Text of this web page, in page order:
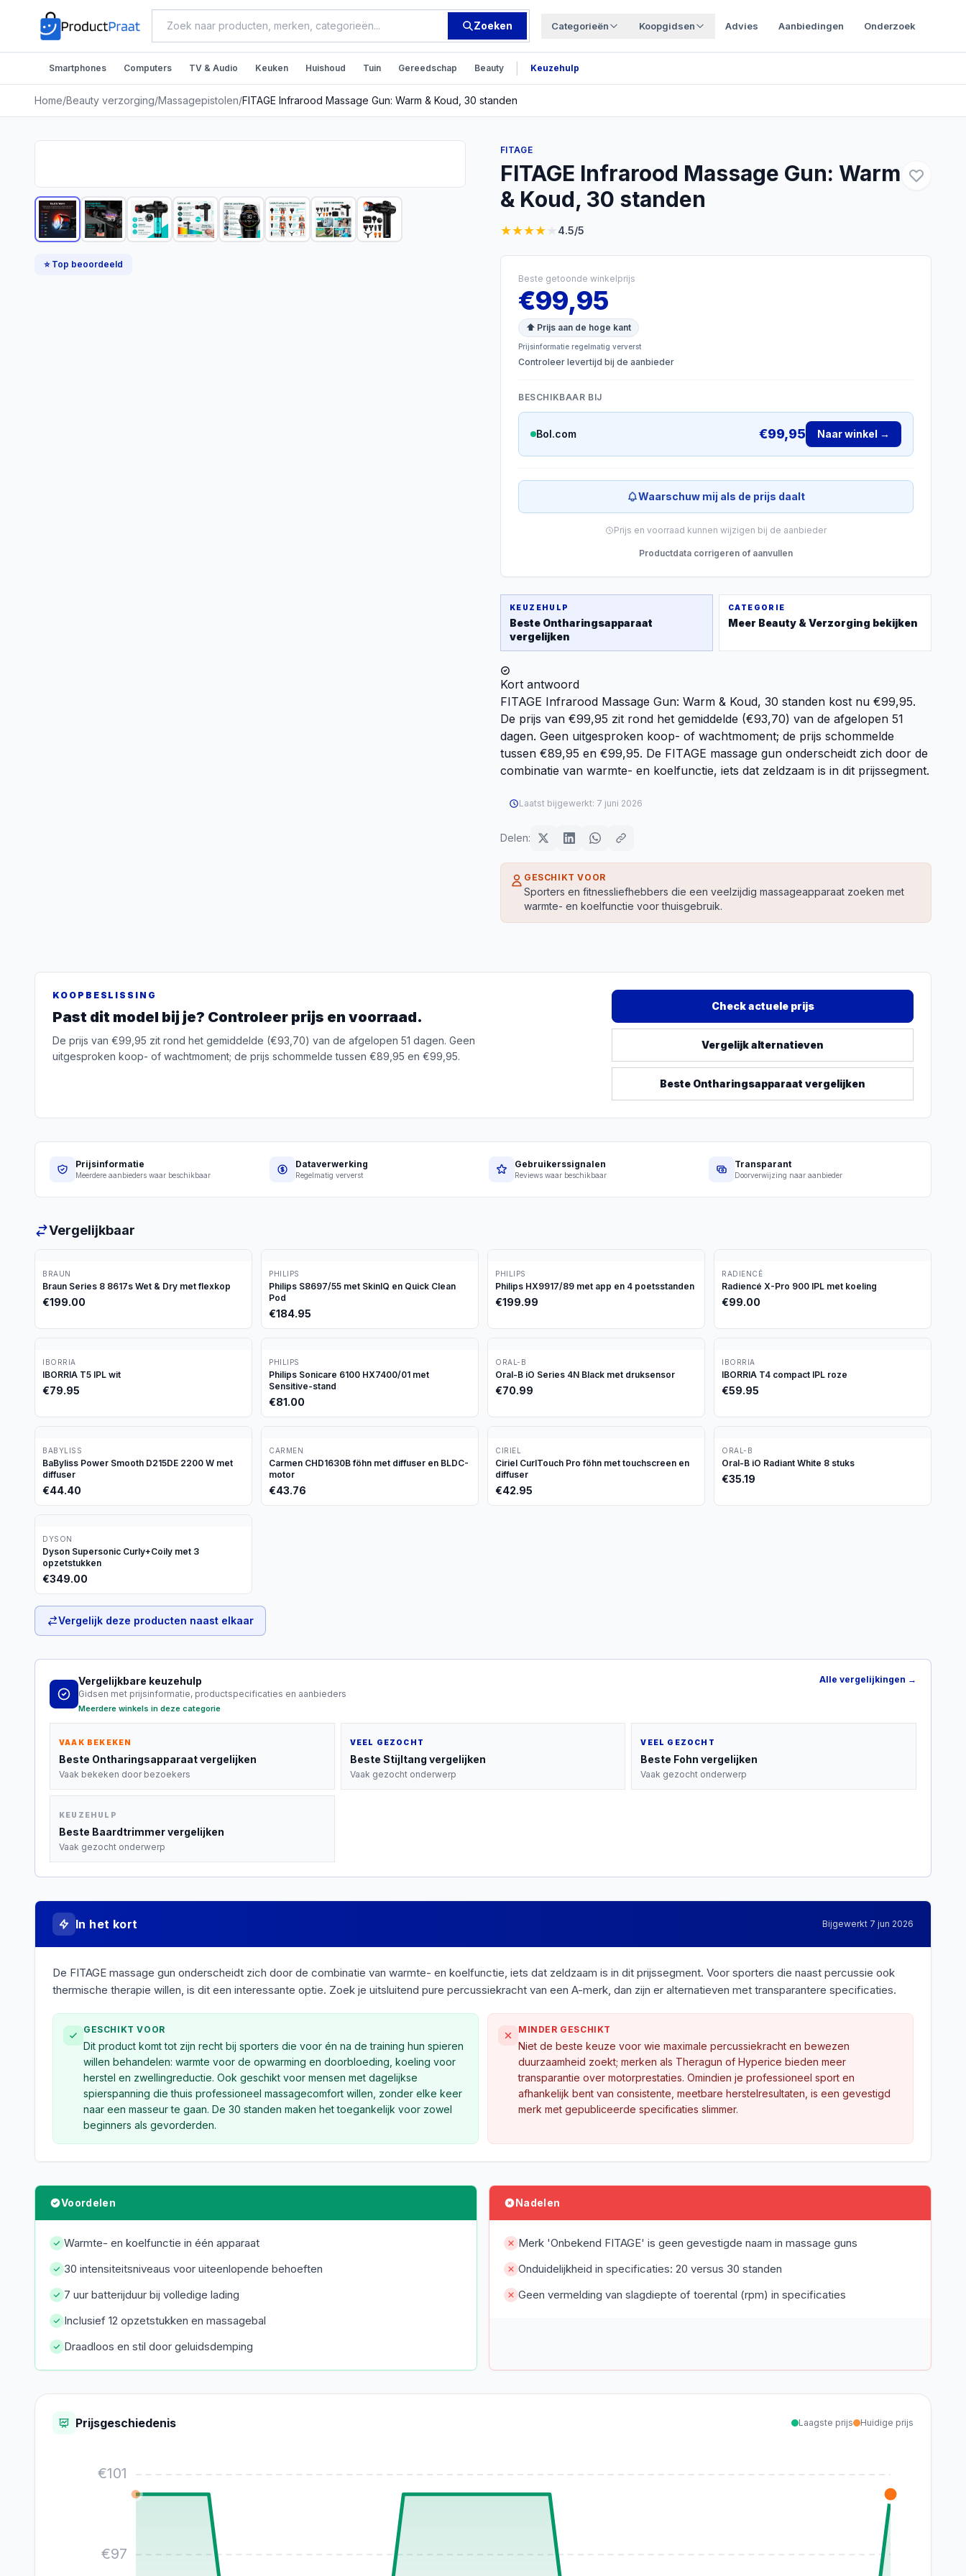
Zoeken Categorieën Koopgidsen Advies Aanbiedingen Onderzoek
Smartphones Computers TV & Audio Keuken Huishoud Tuin Gereedschap Beauty Keuzehulp
Home/Beauty verzorging/Massagepistolen/FITAGE Infrarood Massage Gun: Warm & Koud, 30 standen
⭐ Top beoordeeld
FITAGE
FITAGE Infrarood Massage Gun: Warm
& Koud, 30 standen
★★★★ 4.5/5
Beste getoonde winkelprijs
€99,95
⬆ Prijs aan de hoge kant
Prijsinformatie regelmatig ververst
Controleer levertijd bij de aanbieder
BESCHIKBAAR BIJ
Bol.com €99,95 Naar winkel →
Waarschuw mij als de prijs daalt
Prijs en voorraad kunnen wijzigen bij de aanbieder
Productdata corrigeren of aanvullen
KEUZEHULP
Beste Ontharingsapparaat
vergelijken
CATEGORIE
Meer Beauty & Verzorging bekijken
Kort antwoord
FITAGE Infrarood Massage Gun: Warm & Koud, 30 standen kost nu €99,95.
De prijs van €99,95 zit rond het gemiddelde (€93,70) van de afgelopen 51
dagen. Geen uitgesproken koop- of wachtmoment; de prijs schommelde
tussen €89,95 en €99,95. De FITAGE massage gun onderscheidt zich door de
combinatie van warmte- en koelfunctie, iets dat zeldzaam is in dit prijssegment.
Laatst bijgewerkt: 7 juni 2026
Delen:
GESCHIKT VOOR
Sporters en fitnessliefhebbers die een veelzijdig massageapparaat zoeken met
warmte- en koelfunctie voor thuisgebruik.
KOOPBESLISSING
Past dit model bij je? Controleer prijs en voorraad.
De prijs van €99,95 zit rond het gemiddelde (€93,70) van de afgelopen 51 dagen. Geen
uitgesproken koop- of wachtmoment; de prijs schommelde tussen €89,95 en €99,95.
Check actuele prijs
Vergelijk alternatieven
Beste Ontharingsapparaat vergelijken
Prijsinformatie
Meerdere aanbieders waar beschikbaar
Dataverwerking
Regelmatig ververst
Gebruikerssignalen
Reviews waar beschikbaar
Transparant
Doorverwijzing naar aanbieder
Vergelijkbaar
BRAUN
Braun Series 8 8617s Wet & Dry met flexkop
€199.00
PHILIPS
Philips S8697/55 met SkinIQ en Quick Clean
Pod
€184.95
PHILIPS
Philips HX9917/89 met app en 4 poetsstanden
€199.99
RADIENCÉ
Radiencé X-Pro 900 IPL met koeling
€99.00
IBORRIA
IBORRIA T5 IPL wit
€79.95
PHILIPS
Philips Sonicare 6100 HX7400/01 met
Sensitive-stand
€81.00
ORAL-B
Oral-B iO Series 4N Black met druksensor
€70.99
IBORRIA
IBORRIA T4 compact IPL roze
€59.95
BABYLISS
BaByliss Power Smooth D215DE 2200 W met
diffuser
€44.40
CARMEN
Carmen CHD1630B föhn met diffuser en BLDC-
motor
€43.76
CIRIEL
Ciriel CurlTouch Pro föhn met touchscreen en
diffuser
€42.95
ORAL-B
Oral-B iO Radiant White 8 stuks
€35.19
DYSON
Dyson Supersonic Curly+Coily met 3
opzetstukken
€349.00
Vergelijk deze producten naast elkaar
Vergelijkbare keuzehulp
Gidsen met prijsinformatie, productspecificaties en aanbieders
Meerdere winkels in deze categorie
Alle vergelijkingen →
VAAK BEKEKEN
Beste Ontharingsapparaatvergelijken
Vaak bekeken door bezoekers
VEEL GEZOCHT
Beste Stijltang vergelijken
Vaak gezocht onderwerp
VEEL GEZOCHT
Beste Fohn vergelijken
Vaak gezocht onderwerp
KEUZEHULP
Beste Baardtrimmervergelijken
Vaak gezocht onderwerp
In het kort Bijgewerkt 7 jun 2026
De FITAGE massage gun onderscheidt zich door de combinatie van warmte- en koelfunctie, iets dat zeldzaam is in dit prijssegment. Voor sporters die naast percussie ook
thermische therapie willen, is dit een interessante optie. Zoek je uitsluitend pure percussiekracht van een A-merk, dan zijn er alternatieven met transparantere specificaties.
GESCHIKT VOOR
Dit product komt tot zijn recht bij sporters die voor én na de training hun spieren
willen behandelen: warmte voor de opwarming en doorbloeding, koeling voor
herstel en zwellingreductie. Ook geschikt voor mensen met dagelijkse
spierspanning die thuis professioneel massagecomfort willen, zonder elke keer
naar een masseur te gaan. De 30 standen maken het toegankelijk voor zowel
beginners als gevorderden.
MINDER GESCHIKT
Niet de beste keuze voor wie maximale percussiekracht en bewezen
duurzaamheid zoekt; merken als Theragun of Hyperice bieden meer
transparantie over motorprestaties. Omindien je professioneel sport en
afhankelijk bent van consistente, meetbare herstelresultaten, is een gevestigd
merk met gepubliceerde specificaties slimmer.
Voordelen
Warmte- en koelfunctie in één apparaat
30 intensiteitsniveaus voor uiteenlopende behoeften
7 uur batterijduur bij volledige lading
Inclusief 12 opzetstukken en massagebal
Draadloos en stil door geluidsdemping
Nadelen
Merk 'Onbekend FITAGE' is geen gevestigde naam in massage guns
Onduidelijkheid in specificaties: 20 versus 30 standen
Geen vermelding van slagdiepte of toerental (rpm) in specificaties
Prijsgeschiedenis Laagste prijs Huidige prijs
€97
€101